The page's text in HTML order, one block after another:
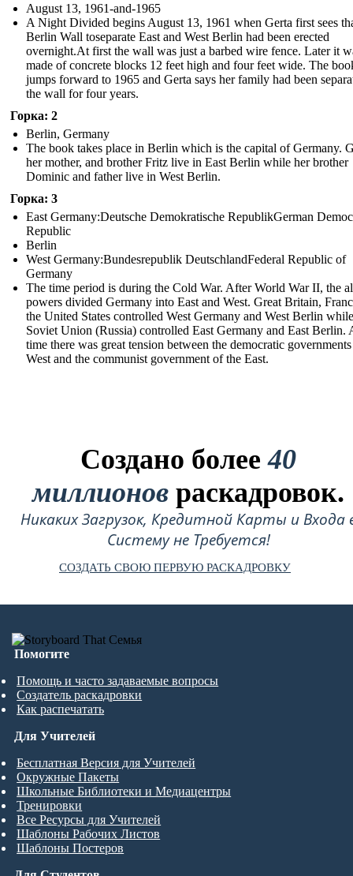
August 13, 1961-and-1965
A Night Divided begins August 13, 1961 when Gerta first sees
Berlin Wall toseparate East and West Berlin had been erected
overnight.At first the wall was just a barbed wire fence. Later it
made of concrete blocks 12 feet high and four feet wide. The
jumps forward to 1965 and Gerta says her family had been
the wall for four years.
Горка: 2
Berlin, Germany
The book takes place in Berlin which is the capital of Germany.
her mother, and brother Fritz live in East Berlin while her brother
Dominic and father live in West Berlin.
Горка: 3
East Germany:Deutsche Demokratische RepublikGerman
Republic
Berlin
West Germany:Bundesrepublik DeutschlandFederal Republic of
Germany
The time period is during the Cold War. After World War II, the
powers divided Germany into East and West. Great Britain,
the United States controlled West Germany and West Berlin
Soviet Union (Russia) controlled East Germany and East Berlin.
time there was great tension between the democratic
West and the communist government of the East.
Создано более40
миллионов раскадровок.
Никаких Загрузок, Кредитной Карты и Входа
Систему не Требуется!
СОЗДАТЬ СВОЮ ПЕРВУЮ РАСКАДРОВКУ
Помогите
Помощь и часто задаваемые вопросы
Создатель раскадровки
Как распечатать
Для Учителей
Бесплатная Версия для Учителей
Окружные Пакеты
Школьные Библиотеки и Медиацентры
Тренировки
Все Ресурсы для Учителей
Шаблоны Рабочих Листов
Шаблоны Постеров